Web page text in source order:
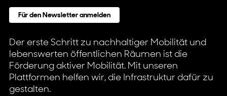
Für den Newsletter anmelden
Der erste Schritt zu nachhaltiger Mobilität und
lebenswerten öffentlichen Räumen ist die
Förderung aktiver Mobilität. Mit unseren
Plattformen helfen wir, die Infrastruktur dafür zu
gestalten.